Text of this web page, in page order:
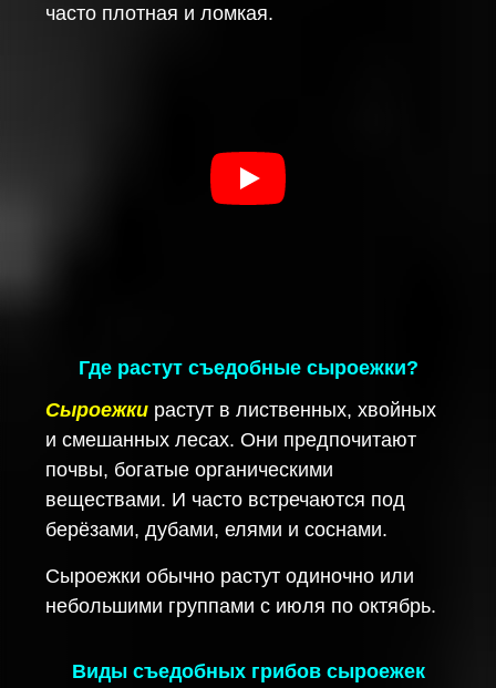
часто плотная и ломкая.
Где растут съедобные сыроежки?
Сыроежки растут в лиственных, хвойных
и смешанных лесах. Они предпочитают
почвы, богатые органическими
веществами. И часто встречаются под
берёзами, дубами, елями и соснами.
Сыроежки обычно растут одиночно или
небольшими группами с июля по октябрь.
Виды съедобных грибов сыроежек